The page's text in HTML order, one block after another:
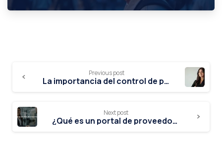
Previous post
La importancia del control de proveedores en temas fiscales
Next post
¿Qué es un portal de proveedores?